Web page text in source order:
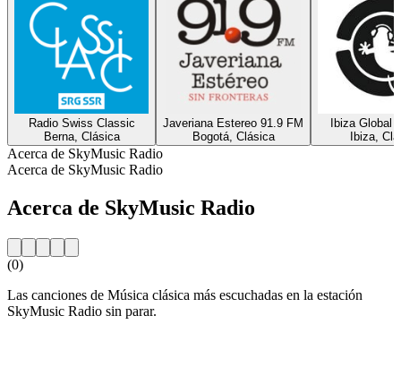
Radio Swiss Classic
Berna, Clásica
Javeriana Estereo 91.9 FM
Bogotá, Clásica
Ibiza Global
Ibiza,
Acerca de SkyMusic Radio
Acerca de SkyMusic Radio
Acerca de SkyMusic Radio
(0)
Las canciones de Música clásica más escuchadas en la estación
SkyMusic Radio sin parar.